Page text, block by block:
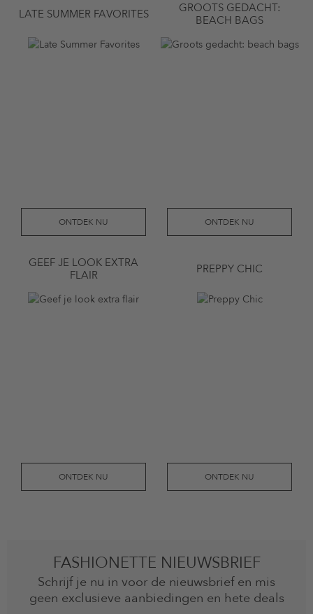
LATE SUMMER FAVORITES
ONTDEK NU
GROOTS GEDACHT:
BEACH BAGS
ONTDEK NU
GEEF JE LOOK EXTRA
FLAIR
ONTDEK NU
PREPPY CHIC
ONTDEK NU
FASHIONETTE NIEUWSBRIEF
Schrijf je nu in voor de nieuwsbrief en mis
geen exclusieve aanbiedingen en hete deals